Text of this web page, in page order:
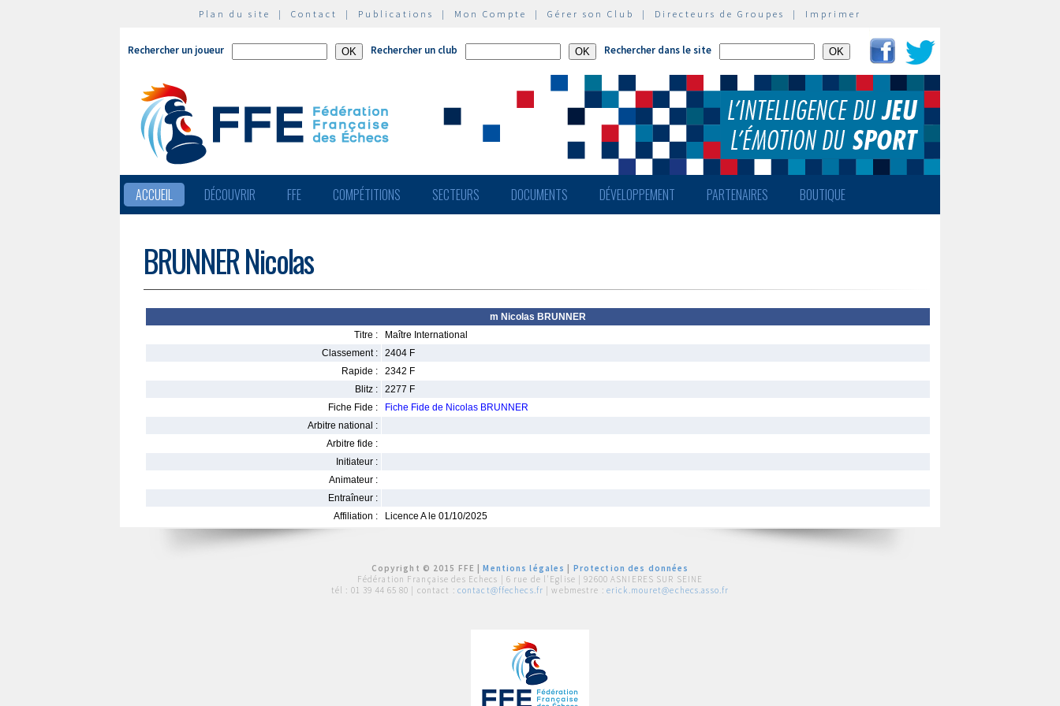
Plan du site | Contact | Publications | Mon Compte | Gérer son Club | Directeurs de Groupes | Imprimer
Rechercher un joueur Rechercher un club Rechercher dans le site
ACCUEIL DÉCOUVRIR FFE COMPÉTITIONS SECTEURS DOCUMENTS DÉVELOPPEMENT PARTENAIRES BOUTIQUE
BRUNNER Nicolas
m Nicolas BRUNNER
Titre :
Maître International
Classement :
2404 F
Rapide :
2342 F
Blitz :
2277 F
Fiche Fide :
Fiche Fide de Nicolas BRUNNER
Arbitre national :
Arbitre fide :
Initiateur :
Animateur :
Entraîneur :
Affiliation :
Licence A le 01/10/2025
Copyright © 2015 FFE |Mentions légales
Protection des données
Fédération Française des Echecs | 6 rue de l'Eglise | 92600 ASNIERES SUR SEINE
tél : 01 39 44 65 80 | contact : contact@ffechecs.fr | webmestre : erick.mouret@echecs.asso.fr